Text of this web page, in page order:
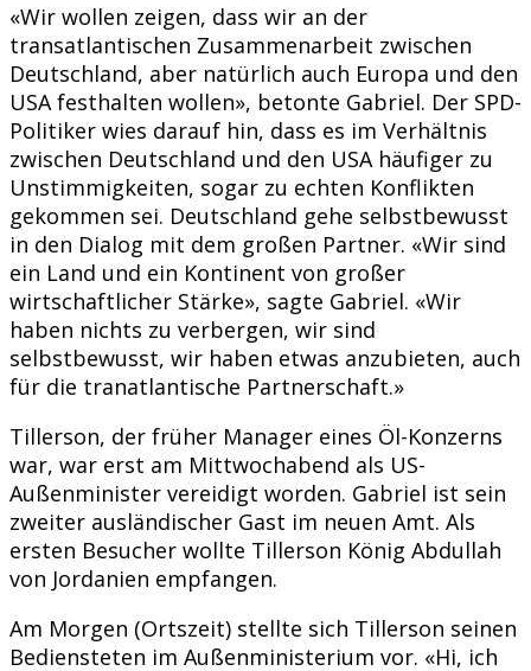
«Wir wollen zeigen, dass wir an der
transatlantischen Zusammenarbeit zwischen
Deutschland, aber natürlich auch Europa und den
USA festhalten wollen», betonte Gabriel. Der SPD-
Politiker wies darauf hin, dass es im Verhältnis
zwischen Deutschland und den USA häufiger zu
Unstimmigkeiten, sogar zu echten Konflikten
gekommen sei. Deutschland gehe selbstbewusst
in den Dialog mit dem großen Partner. «Wir sind
ein Land und ein Kontinent von großer
wirtschaftlicher Stärke», sagte Gabriel. «Wir
haben nichts zu verbergen, wir sind
selbstbewusst, wir haben etwas anzubieten, auch
für die tranatlantische Partnerschaft.»
Tillerson, der früher Manager eines Öl-Konzerns
war, war erst am Mittwochabend als US-
Außenminister vereidigt worden. Gabriel ist sein
zweiter ausländischer Gast im neuen Amt. Als
ersten Besucher wollte Tillerson König Abdullah
von Jordanien empfangen.
Am Morgen (Ortszeit) stellte sich Tillerson seinen
Bediensteten im Außenministerium vor. «Hi, ich